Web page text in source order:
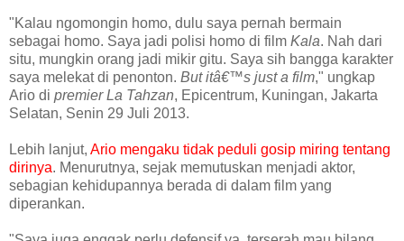
"Kalau ngomongin homo, dulu saya pernah bermain
sebagai homo. Saya jadi polisi homo di film Kala. Nah dari
situ, mungkin orang jadi mikir gitu. Saya sih bangga karakter
saya melekat di penonton. But itâ€™s just a film," ungkap
Ario di premier La Tahzan, Epicentrum, Kuningan, Jakarta
Selatan, Senin 29 Juli 2013.
Lebih lanjut, Ario mengaku tidak peduli gosip miring tentang
dirinya. Menurutnya, sejak memutuskan menjadi aktor,
sebagian kehidupannya berada di dalam film yang
diperankan.